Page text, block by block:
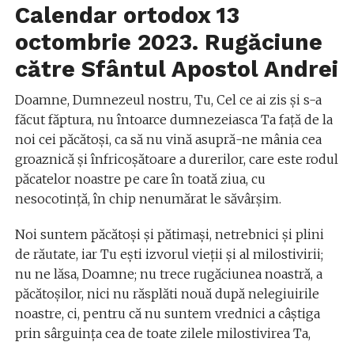
Calendar ortodox 13
octombrie 2023. Rugăciune
către Sfântul Apostol Andrei
Doamne, Dumnezeul nostru, Tu, Cel ce ai zis şi s-a
făcut făptura, nu întoarce dumnezeiasca Ta faţă de la
noi cei păcătoşi, ca să nu vină asupră-ne mânia cea
groaznică şi înfricoşătoare a durerilor, care este rodul
păcatelor noastre pe care în toată ziua, cu
nesocotinţă, în chip nenumărat le săvârşim.
Noi suntem păcătoşi şi pătimaşi, netrebnici şi plini
de răutate, iar Tu eşti izvorul vieţii şi al milostivirii;
nu ne lăsa, Doamne; nu trece rugăciunea noastră, a
păcătoşilor, nici nu răsplăti nouă după nelegiuirile
noastre, ci, pentru că nu suntem vrednici a câştiga
prin sârguinţa cea de toate zilele milostivirea Ta,